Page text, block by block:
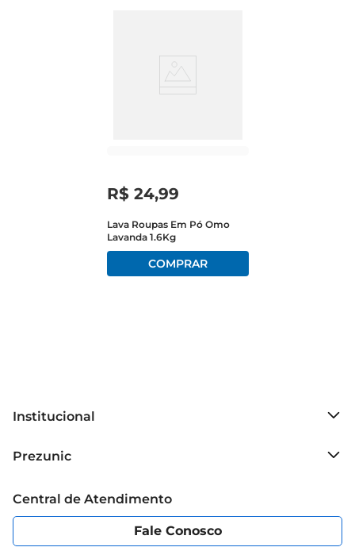
R$ 24,99
Lava Roupas Em Pó Omo
Lavanda 1.6Kg
Institucional
Grupo Cencosud
Política de Privacidade
Portal do fornecedor
Prezunic
Código de Ética
App Prezunic
Central de Atendimento
Fale Conosco